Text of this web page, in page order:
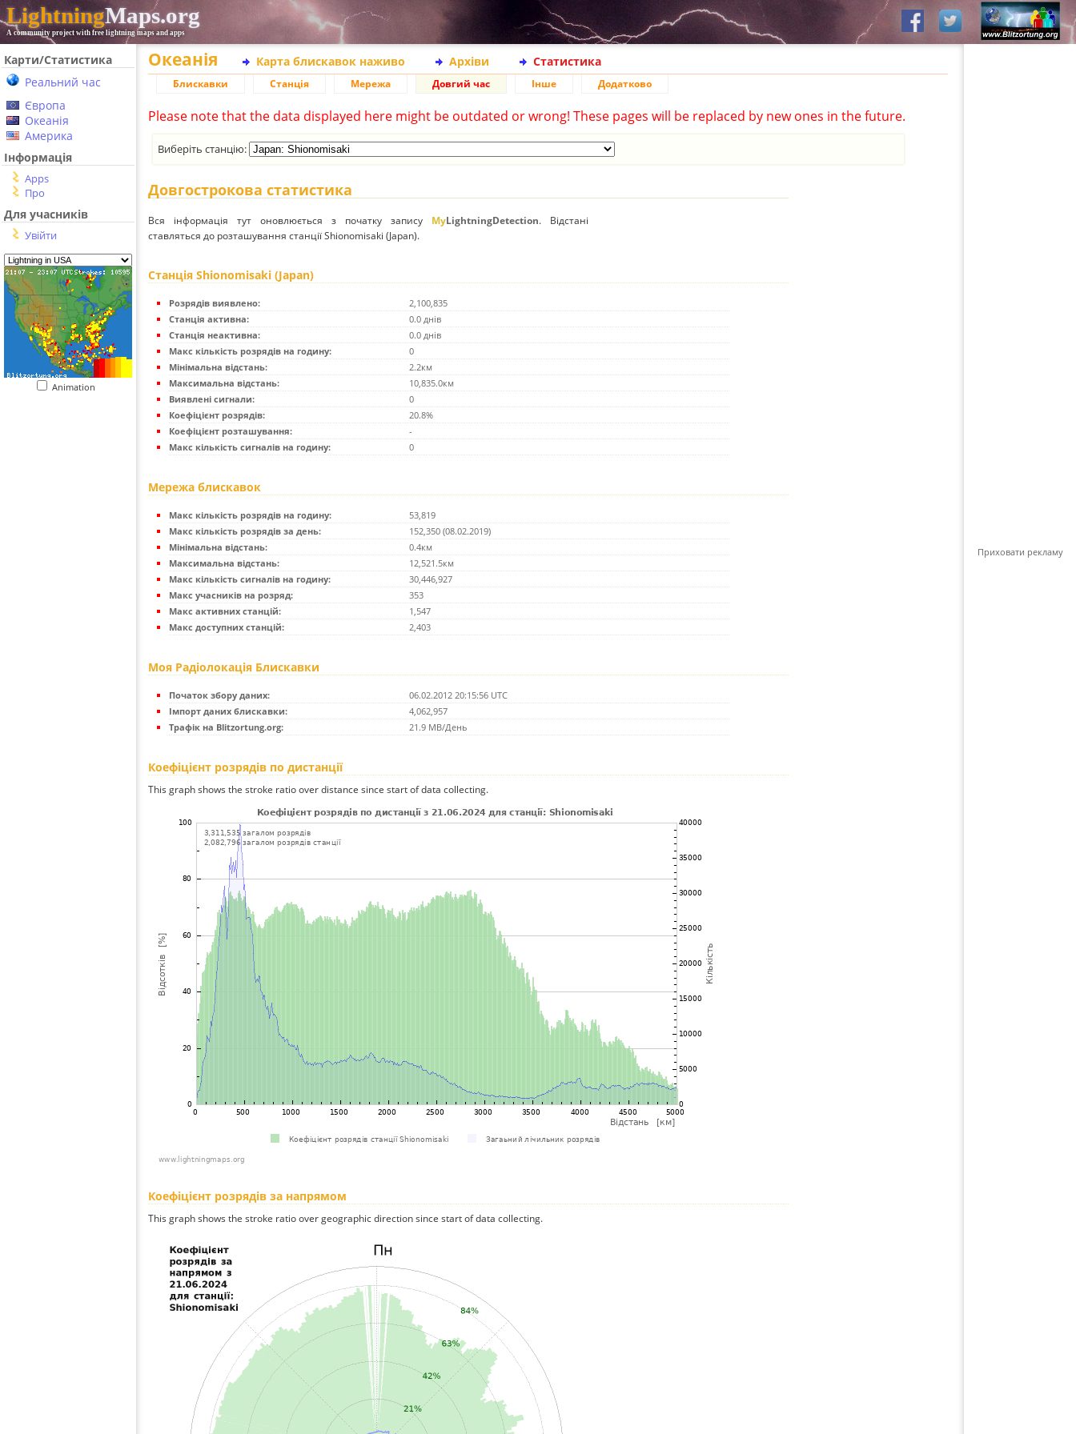
LightningMaps.org
A community project with free lightning maps and apps
Карти/Статистика
Реальний час
Європа
Океанія
Америка
Інформація
Apps
Про
Для учасників
Увійти
Animation
Океанія Карта блискавок наживо Архіви Статистика
Блискавки Станція Мережа Довгий час Інше Додатково
Please note that the data displayed here might be outdated or wrong! These pages will be replaced by new ones in the future.
Виберіть станцію:
Довгострокова статистика
Вся інформація тут оновлюється з початку запису MyLightningDetection. Відстані
ставляться до розташування станції Shionomisaki (Japan).
Станція Shionomisaki (Japan)
Розрядів виявлено:
2,100,835
Станція активна:
0.0 днів
Станція неактивна:
0.0 днів
Макс кількість розрядів на годину:
0
Мінімальна відстань:
2.2км
Максимальна відстань:
10,835.0км
Виявлені сигнали:
0
Коефіцієнт розрядів:
20.8%
Коефіцієнт розташування:
-
Макс кількість сигналів на годину:
0
Мережа блискавок
Макс кількість розрядів на годину:
53,819
Макс кількість розрядів за день:
152,350 (08.02.2019)
Мінімальна відстань:
0.4км
Максимальна відстань:
12,521.5км
Макс кількість сигналів на годину:
30,446,927
Макс учасників на розряд:
353
Макс активних станцій:
1,547
Макс доступних станцій:
2,403
Моя Радіолокація Блискавки
Початок збору даних:
06.02.2012 20:15:56 UTC
Імпорт даних блискавки:
4,062,957
Трафік на Blitzortung.org:
21.9 MB/День
Коефіцієнт розрядів по дистанції
This graph shows the stroke ratio over distance since start of data collecting.
Коефіцієнт розрядів за напрямом
This graph shows the stroke ratio over geographic direction since start of data collecting.
Приховати рекламу